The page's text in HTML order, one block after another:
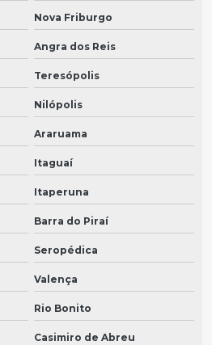
Nova Friburgo
Angra dos Reis
Teresópolis
Nilópolis
Araruama
Itaguaí
Itaperuna
Barra do Piraí
Seropédica
Valença
Rio Bonito
Casimiro de Abreu